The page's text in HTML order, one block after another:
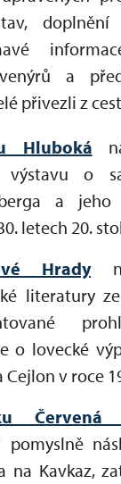
doplnění
a
přivezli z
Hluboká
výstavu o
a
letech 20.
Hrady
literatury
o lovecké
Cejlon v roce
Červená
pomyslně
na Kavkaz,